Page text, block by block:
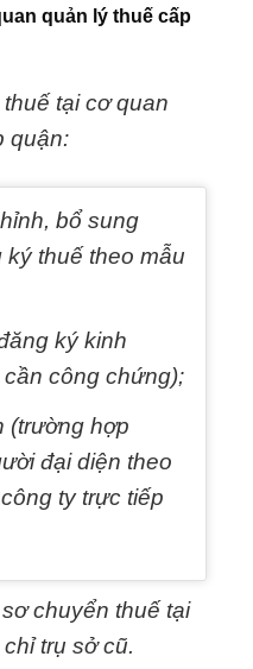
quản lý thuế cấp
tại cơ quan
quận:
bổ sung
ký thuế theo mẫu
ký kinh
công chứng);
(trường hợp
đại diện theo
ty trực tiếp
chuyển thuế tại
trụ sở cũ.